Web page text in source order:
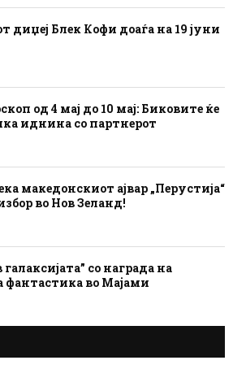
диџеј Блек Кофи доаѓа на 19 јуни
од 4 мај до 10 мај: Биковите ќе
иднина со партнерот
македонскиот ајвар „Перустија“
во Нов Зеланд!
со награда на
фантастика во Мајами